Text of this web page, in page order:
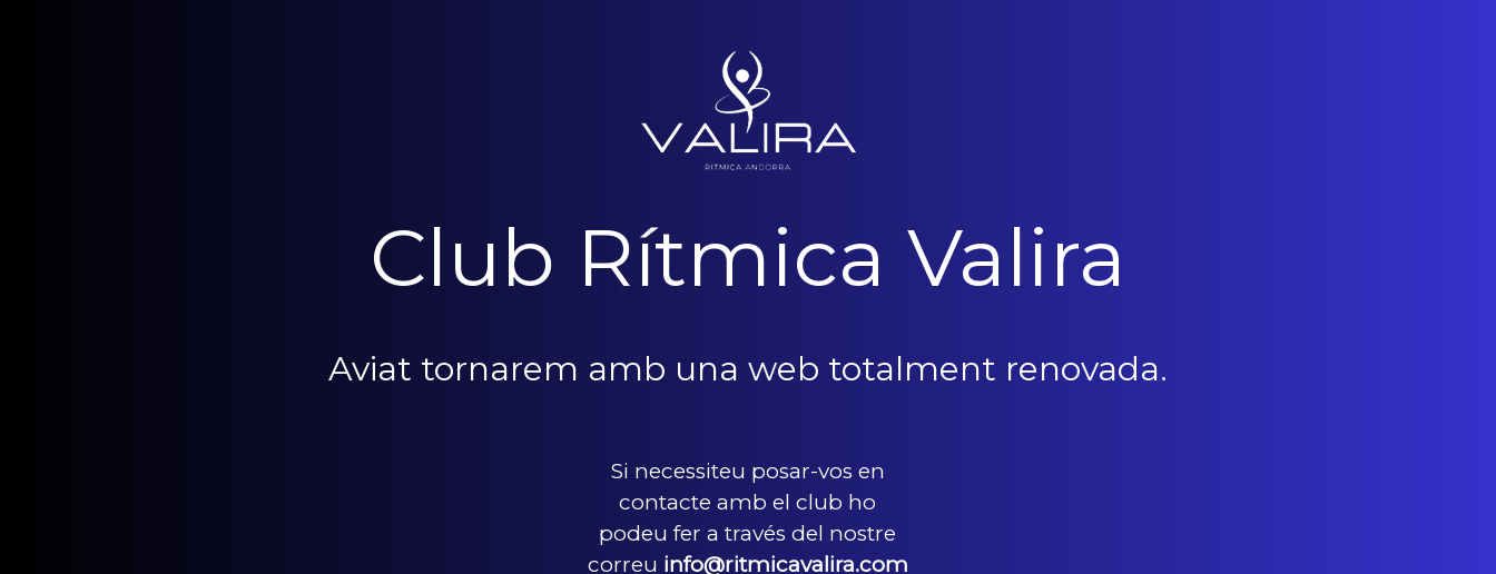
Club Rítmica Valira
Aviat tornarem amb una web totalment renovada.
Si necessiteu posar-vos en
contacte amb el club ho
podeu fer a través del nostre
correu info@ritmicavalira.com